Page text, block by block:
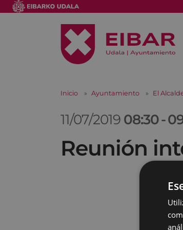
Inicio Ayuntamiento El
11/07/2019 08:30-
Reunión